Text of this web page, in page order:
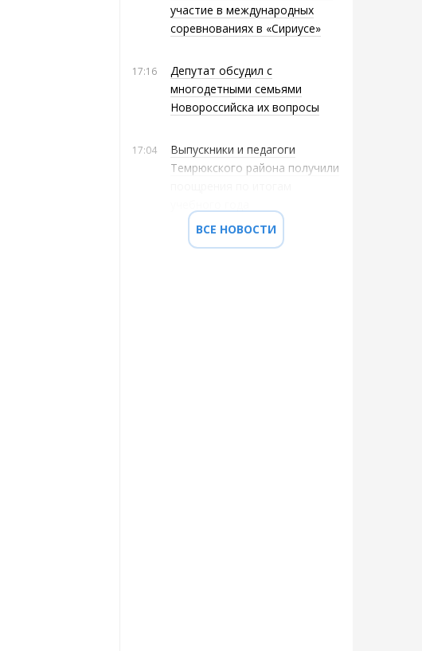
участие в международных
соревнованиях в «Сириусе»
17:16
Депутат обсудил с
многодетными семьями
Новороссийска их вопросы
17:04
Выпускники и педагоги
Темрюкского района получили
ВСЕ НОВОСТИ